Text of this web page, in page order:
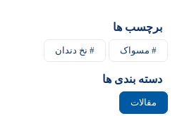
برچسب ها
# مسواک # نخ دندان
دسته بندی ها
مقالات